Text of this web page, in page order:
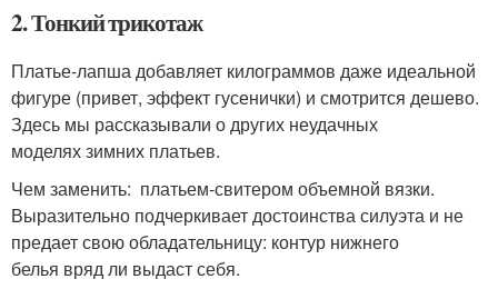
2. Тонкий трикотаж
Платье-лапша добавляет килограммов даже идеальной
фигуре (привет, эффект гусенички) и смотрится дешево.
Здесь мы рассказывали о других неудачных
моделях зимних платьев.
Чем заменить: платьем-свитером объемной вязки.
Выразительно подчеркивает достоинства силуэта и не
предает свою обладательницу: контур нижнего
белья вряд ли выдаст себя.